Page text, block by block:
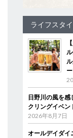
ライフスタ
日野川の風を
クリングイベン
2026年8月7日
オールデイダ